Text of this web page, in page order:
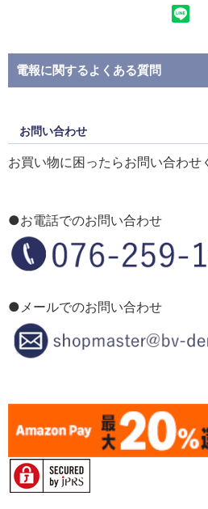
電報に関するよくある質問
お問い合わせ
お買い物に困ったらお問い合わせ
●お電話でのお問い合わせ
●メールでのお問い合わせ